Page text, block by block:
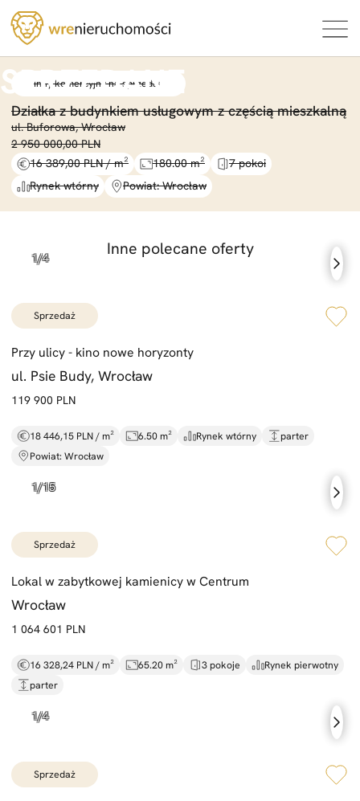
Inny komercyjny na sprzedaż
Działka z budynkiem usługowym z częścią mieszkalną
ul. Buforowa, Wrocław
2 950 000,00 PLN
16 389,00 PLN / m²
180.00 m²
7 pokoi
Rynek wtórny
Powiat: Wrocław
Inne polecane oferty
sprzedaż
Przy ulicy - kino nowe horyzonty
ul. Psie Budy, Wrocław
119 900 PLN
18 446,15 PLN / m² 6.50 m² Rynek wtórny
parter
Powiat: Wrocław
sprzedaż
Lokal w zabytkowej kamienicy w Centrum
Wrocław
1 064 601 PLN
16 328,24 PLN / m² 65.20 m² 3 pokoje
Rynek pierwotny
parter
sprzedaż